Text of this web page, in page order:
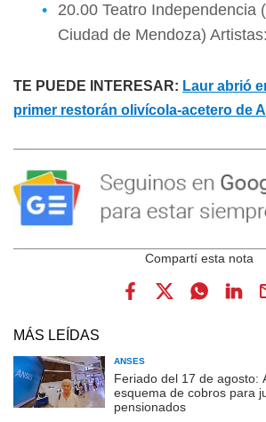
20.00 Teatro Independencia
Ciudad de Mendoza) Artistas:
TE PUEDE INTERESAR: Laur abrió
primer restorán olivícola-acetero de
MÁS LEÍDAS
ANSES
Feriado del 17 de agosto:
esquema de cobros para
pensionados